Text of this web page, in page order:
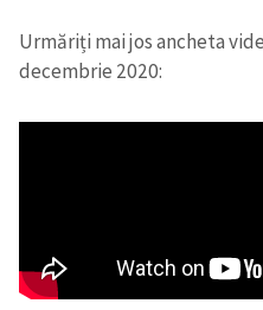
Urmăriți mai jos ancheta
decembrie 2020: